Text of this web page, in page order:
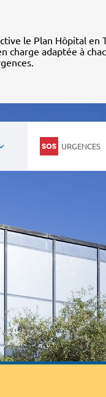
le Plan Hôpital en
charge adaptée à
URGENCES